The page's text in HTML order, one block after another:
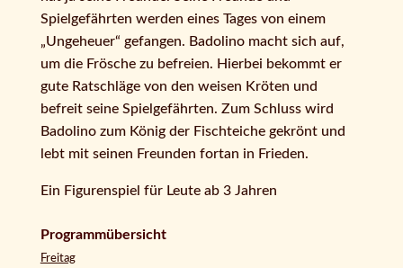
Spielgefährten werden eines Tages von einem
„Ungeheuer“ gefangen. Badolino macht sich auf,
um die Frösche zu befreien. Hierbei bekommt er
gute Ratschläge von den weisen Kröten und
befreit seine Spielgefährten. Zum Schluss wird
Badolino zum König der Fischteiche gekrönt und
lebt mit seinen Freunden fortan in Frieden.
Ein Figurenspiel für Leute ab 3 Jahren
Programmübersicht
Freitag